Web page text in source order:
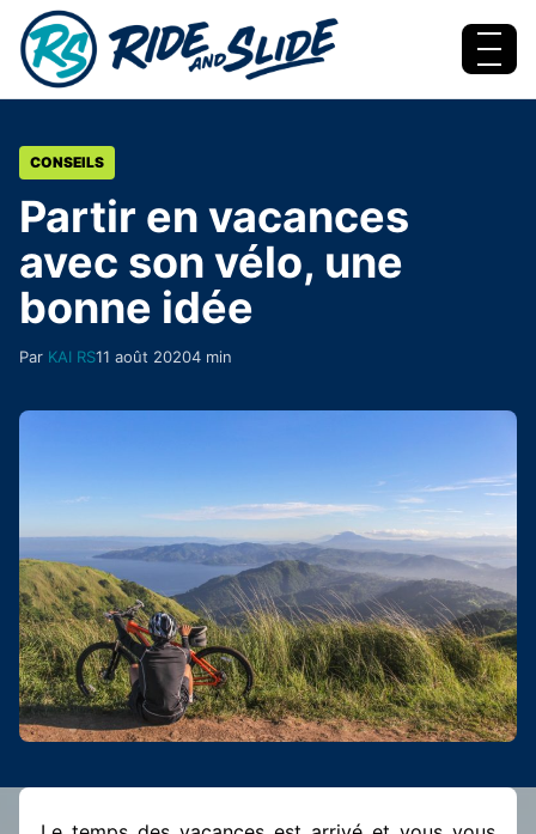
Aller au contenu
Menu
CONSEILS
Partir en vacances
avec son vélo, une
bonne idée
Par KAI RS11 août 20204 min